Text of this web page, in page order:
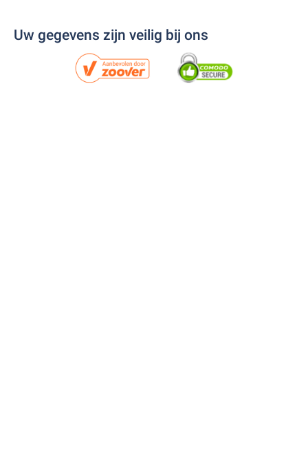
Uw gegevens zijn veilig bij ons